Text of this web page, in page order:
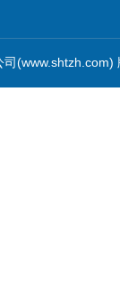
(www.shtzh.com)